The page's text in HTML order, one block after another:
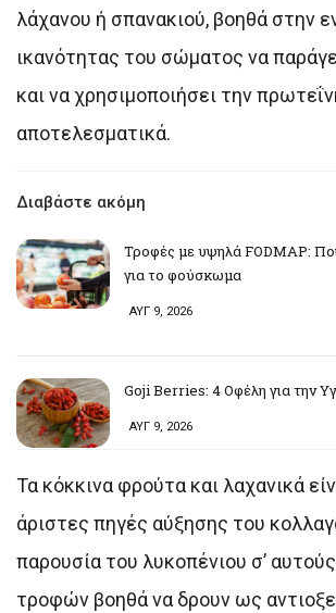
λάχανου ή σπανακιού, βοηθά στην
ικανότητας του σώματος να
και να χρησιμοποιήσει την
αποτελεσματικά.
Διαβάστε ακόμη
Τροφές με υψηλά FODMAP:
για το φούσκωμα
ΑΥΓ 9, 2026
Goji Berries: 4 Οφέλη για την
ΑΥΓ 9, 2026
Τα κόκκινα φρούτα και λαχανικά
άριστες πηγές αύξησης του
παρουσία του λυκοπένιου σ’
τροφών βοηθά να δρουν ως